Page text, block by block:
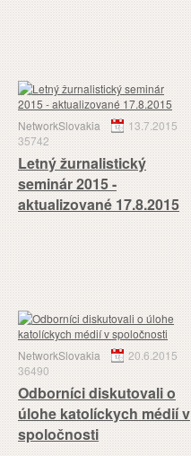
NetworkSlovakia
13.7.2015
35742
Letný žurnalistický
seminár 2015 -
aktualizované 17.8.2015
NetworkSlovakia
20.6.2015
36490
Odborníci diskutovali o
úlohe katolíckych médií v
spoločnosti